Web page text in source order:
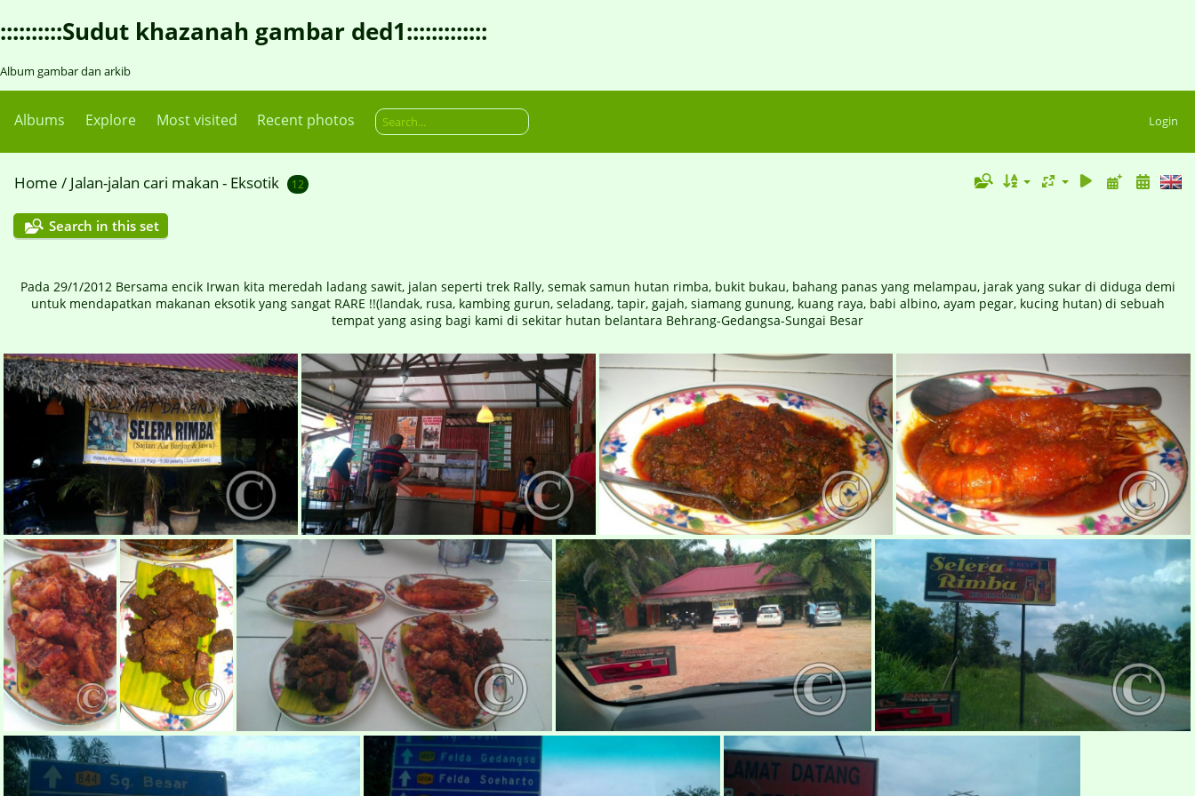
::::::::::Sudut khazanah gambar ded1:::::::::::::
Album gambar dan arkib
Albums Explore Most visited Recent photos Login
Home / Jalan-jalan cari makan - Eksotik 12
Search in this set
Pada 29/1/2012 Bersama encik Irwan kita meredah ladang sawit, jalan seperti trek Rally, semak samun hutan rimba, bukit bukau, bahang panas yang melampau, jarak yang sukar di diduga demi
untuk mendapatkan makanan eksotik yang sangat RARE !!(landak, rusa, kambing gurun, seladang, tapir, gajah, siamang gunung, kuang raya, babi albino, ayam pegar, kucing hutan) di sebuah
tempat yang asing bagi kami di sekitar hutan belantara Behrang-Gedangsa-Sungai Besar
makan-eksotik12 makan-eksotik11 makan-eksotik10 makan-eksotik9